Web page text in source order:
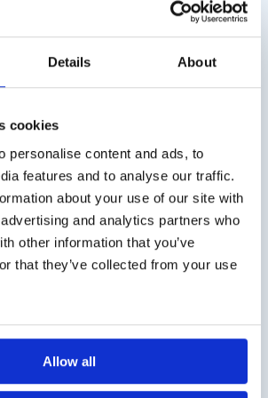
Details About
cookies
personalise content and ads, to
features and to analyse our traffic.
about your use of our site with
and analytics partners who
other information that you’ve
that they’ve collected from your use
Allow all
exkl. MwSt.
für Deutschland betragen € 10,- (zzgl.
€ 20,- (zzgl. MwSt.).
möglich. Kontaktieren Sie uns
bestellen Sie direkt über den